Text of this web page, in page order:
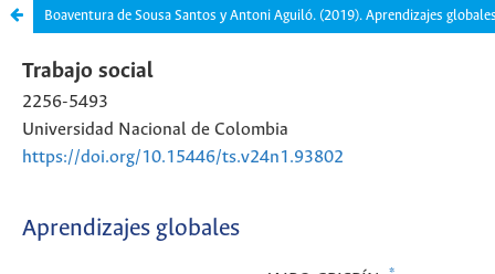
Boaventura de Sousa Santos y Antoni Aguiló. (2019). Aprendizajes